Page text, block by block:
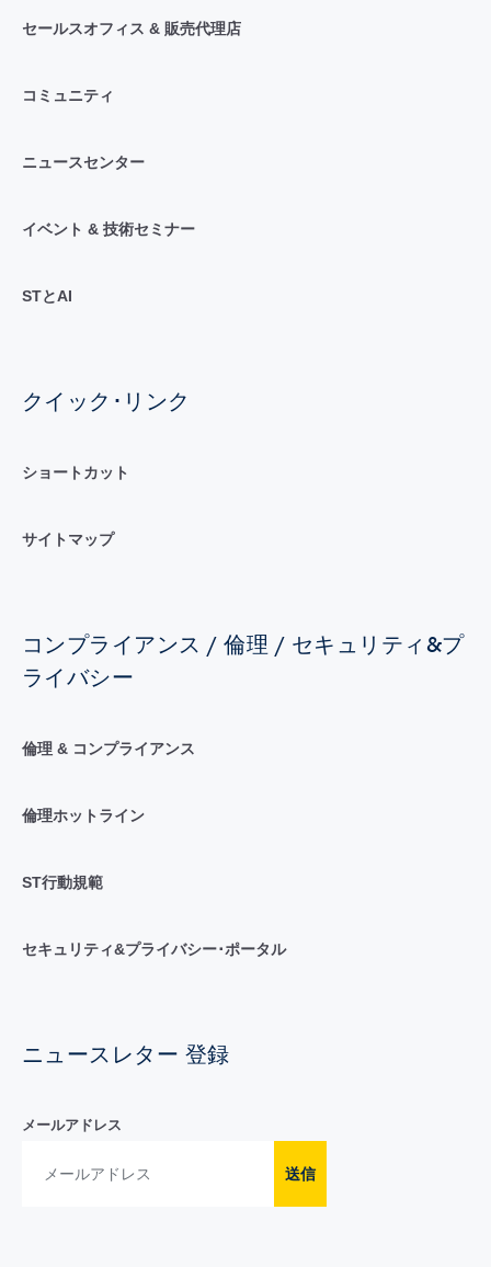
セールスオフィス & 販売代理店
コミュニティ
ニュースセンター
イベント & 技術セミナー
STとAI
クイック･リンク
ショートカット
サイトマップ
コンプライアンス / 倫理 / セキュリティ&プ
ライバシー
倫理 & コンプライアンス
倫理ホットライン
ST行動規範
セキュリティ&プライバシー･ポータル
ニュースレター 登録
メールアドレス
送信